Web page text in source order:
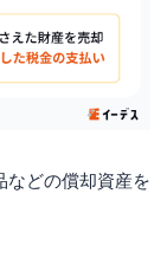
などの償却資産を